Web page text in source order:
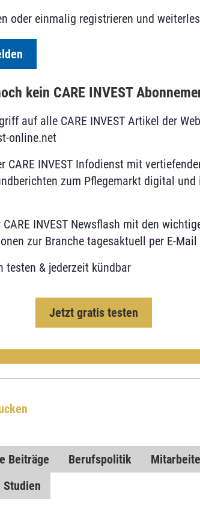
oder einmalig registrieren und
kein CARE INVEST
auf alle CARE INVEST Artikel der
online.net
CARE INVEST Infodienst mit
zum Pflegemarkt digital und
INVEST Newsflash mit den
zur Branche tagesaktuell per E-Mail
testen & jederzeit kündbar
Jetzt gratis testen
Beiträge Berufspolitik
Studien